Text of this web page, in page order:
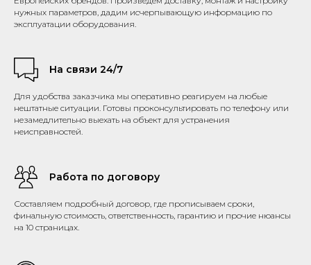
нужных параметров, дадим исчерпывающую информацию по
эксплуатации оборудования.
На связи 24/7
Для удобства заказчика мы оперативно реагируем на любые
нештатные ситуации. Готовы проконсультировать по телефону или
незамедлительно выехать на объект для устранения
неисправностей.
Работа по договору
Составляем подробный договор, где прописываем сроки,
финальную стоимость, ответственность, гарантию и прочие нюансы
на 10 страницах.